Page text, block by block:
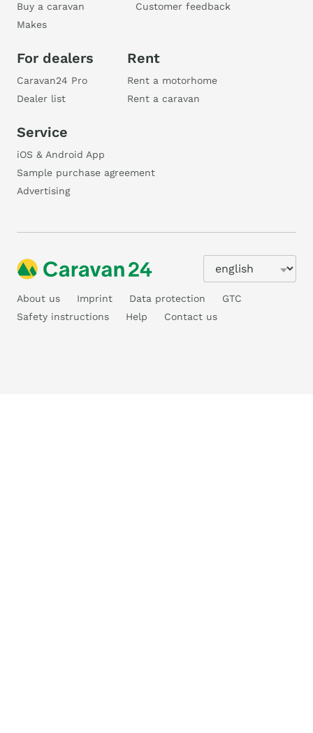
Buy a caravan
Makes
Customer feedback
For dealers
Caravan24 Pro
Dealer list
Rent
Rent a motorhome
Rent a caravan
Service
iOS & Android App
Sample purchase agreement
Advertising
About us Imprint Data protection
GTC
Safety instructions
Help Contact us